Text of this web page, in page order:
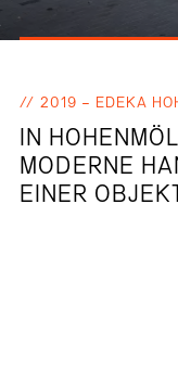
IN
MODERNE
EINER
2019 – EDEKA